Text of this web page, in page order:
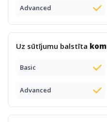
Advanced
Uz sūtījumu balstīta
Basic
Advanced